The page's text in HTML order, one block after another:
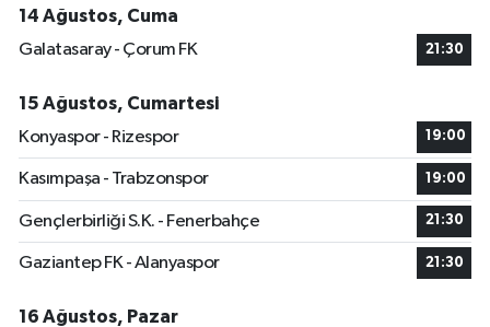
14 Ağustos, Cuma
Galatasaray - Çorum FK
21:30
15 Ağustos, Cumartesi
Konyaspor - Rizespor
19:00
Kasımpaşa - Trabzonspor 19:00
Gençlerbirliği S.K. - Fenerbahçe 21:30
Gaziantep FK - Alanyaspor 21:30
16 Ağustos, Pazar